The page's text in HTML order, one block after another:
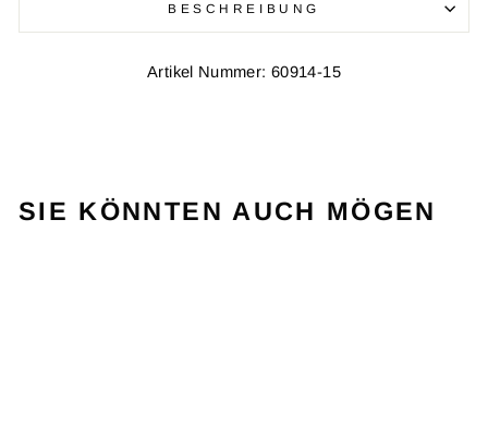
BESCHREIBUNG
Artikel Nummer: 60914-15
SIE KÖNNTEN AUCH MÖGEN